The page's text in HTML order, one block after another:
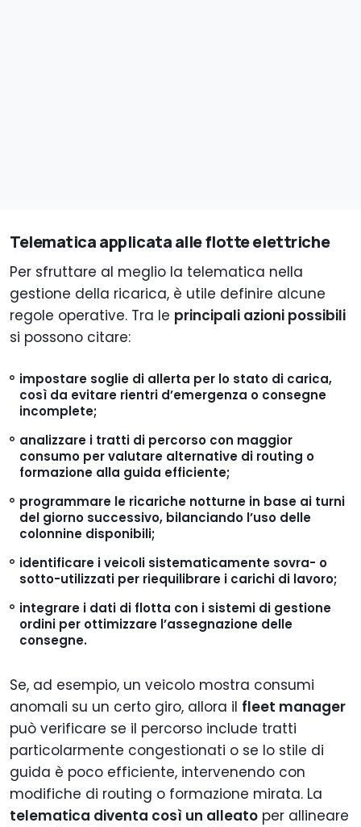
Telematica applicata alle flotte elettriche
Per sfruttare al meglio la telematica nella
gestione della ricarica, è utile definire alcune
regole operative. Tra le principali azioni possibili
si possono citare:
impostare soglie di allerta per lo stato di carica,
così da evitare rientri d’emergenza o consegne
incomplete;
analizzare i tratti di percorso con maggior
consumo per valutare alternative di routing o
formazione alla guida efficiente;
programmare le ricariche notturne in base ai turni
del giorno successivo, bilanciando l’uso delle
colonnine disponibili;
identificare i veicoli sistematicamente sovra- o
sotto-utilizzati per riequilibrare i carichi di lavoro;
integrare i dati di flotta con i sistemi di gestione
ordini per ottimizzare l’assegnazione delle
consegne.
Se, ad esempio, un veicolo mostra consumi
anomali su un certo giro, allora il fleet manager
può verificare se il percorso include tratti
particolarmente congestionati o se lo stile di
guida è poco efficiente, intervenendo con
modifiche di routing o formazione mirata. La
telematica diventa così un alleato per allineare